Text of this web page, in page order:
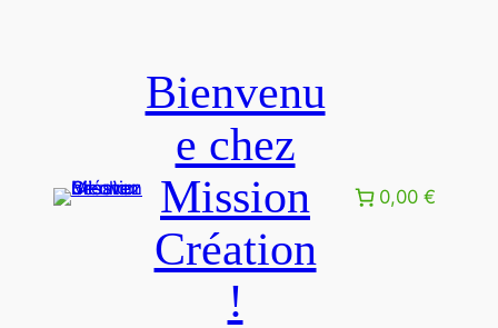
Bienvenu
e chez
Mission
Création
!
0,00 €